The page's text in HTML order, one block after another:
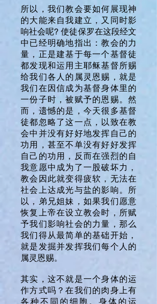
所以，我们教会要如何展现神
的大能来自我建立，又同时影
响社会呢? 使徒保罗在这段经文
中已经明确地指出：教会的力
量，正是建基于每一个基督徒
都发现和运用主耶稣基督所赐
给我们各人的属灵恩赐，就是
我们在因信成为基督身体里的
一份子时，被赋予的恩赐。然
而，遗憾的是，今天很多基督
徒都忽略了这一点，以致在教
会中并没有好好地发挥自己的
功用，甚至不单没有好好发挥
自己的功用，反而在强烈的自
我意愿中成为了一股破坏力，
教会因此就变得疲软，无法在
社会上达成光与盐的影响。所
以，弟兄姐妹，如果我们愿意
恢复上帝在设立教会时，所赋
予我们影响社会的力量，那么
我们得从最简单的基础开始，
就是发掘并发挥我们每个人的
属灵恩赐。
其实，这不就是一个身体的运
作方式吗？在我们的肉身上有
各种不同的细胞。身体的运